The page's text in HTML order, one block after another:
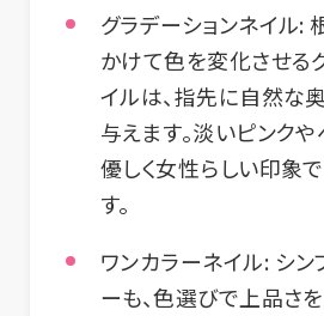
グラデーションネイル:
かけて色を変化させる
イルは、指先に自然な
与えます。淡いピンクや
優しく女性らしい印象
す。
ワンカラーネイル: シン
ーも、色選びで上品さ